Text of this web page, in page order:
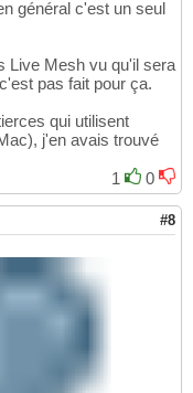
général c'est un seul
Live Mesh vu qu'il sera
pas fait pour ça.
qui utilisent
j'en avais trouvé
1
0
#8